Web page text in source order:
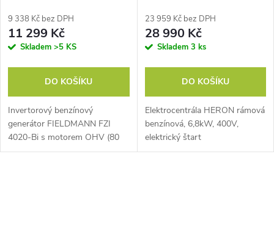
9 338 Kč bez DPH
11 299 Kč
Skladem >5 KS
DO KOŠÍKU
Invertorový benzínový
generátor FIELDMANN FZI
4020-Bi s motorem OHV (80
cm³) poskytuje stálý výkon 1
23 959 Kč bez DPH
28 990 Kč
Skladem 3 ks
DO KOŠÍKU
Elektrocentrála HERON rámová
benzínová, 6,8kW, 400V,
elektrický štart